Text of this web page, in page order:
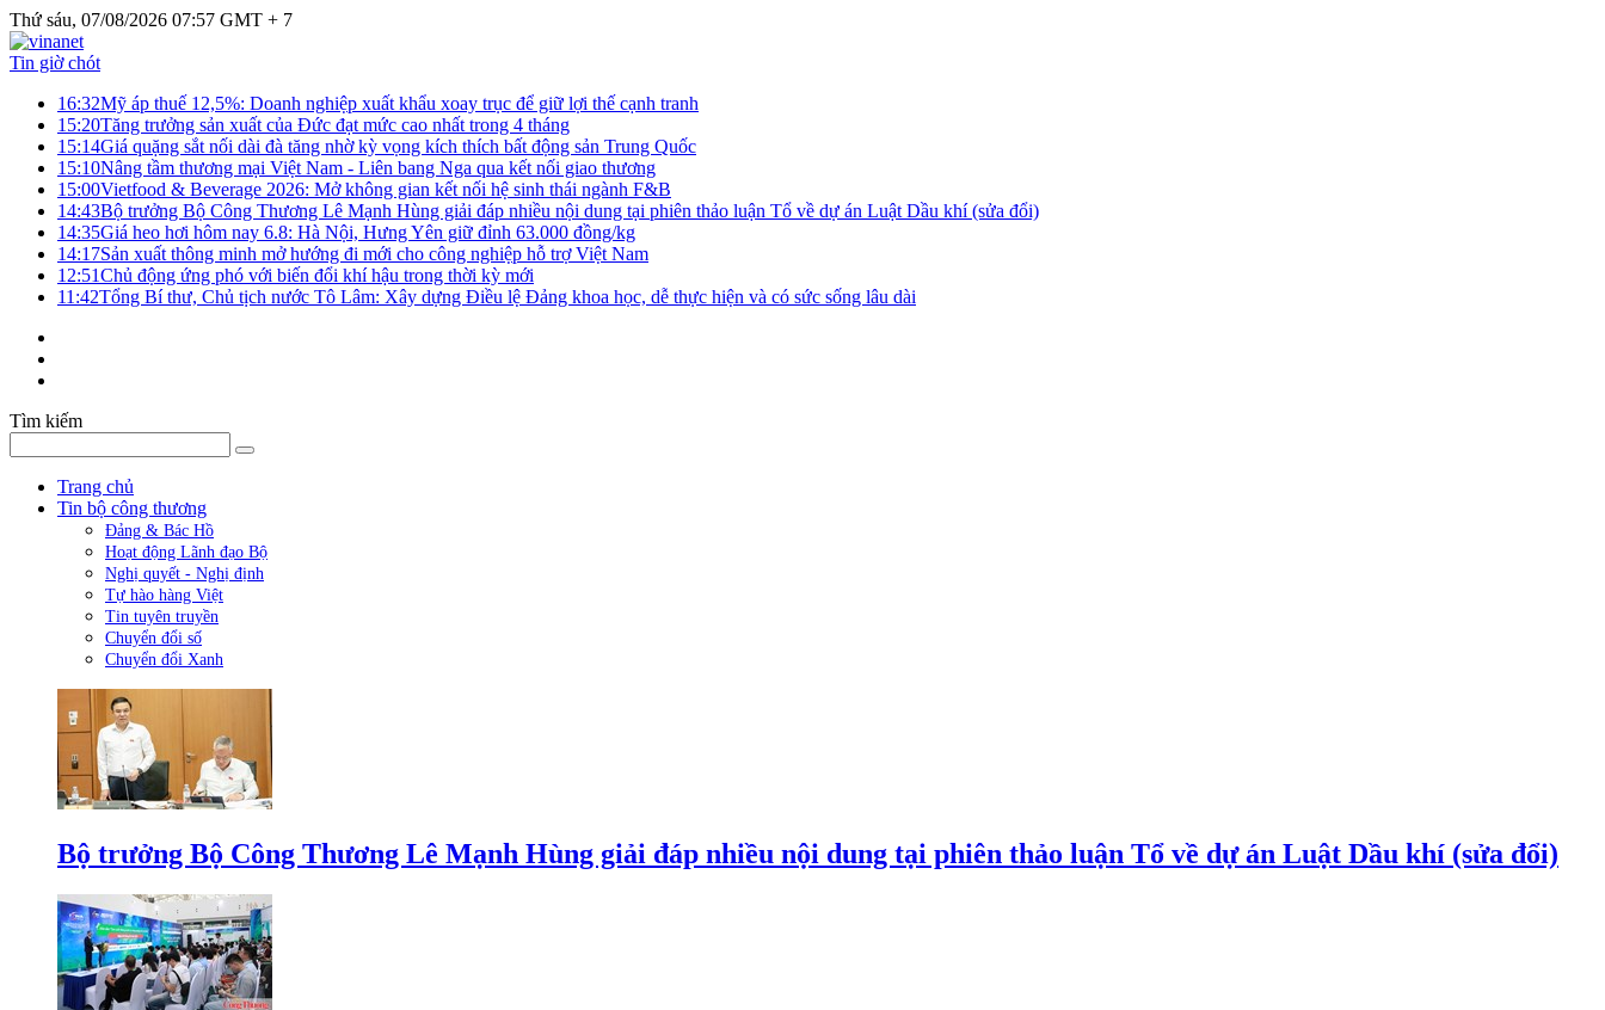
Thứ sáu, 07/08/2026 07:57 GMT + 7
Tin giờ chót
16:32Mỹ áp thuế 12,5%: Doanh nghiệp xuất khẩu xoay trục để giữ lợi thế cạnh tranh
15:20Tăng trưởng sản xuất của Đức đạt mức cao nhất trong 4 tháng
15:14Giá quặng sắt nối dài đà tăng nhờ kỳ vọng kích thích bất động sản Trung Quốc
15:10Nâng tầm thương mại Việt Nam - Liên bang Nga qua kết nối giao thương
15:00Vietfood & Beverage 2026: Mở không gian kết nối hệ sinh thái ngành F&B
14:43Bộ trưởng Bộ Công Thương Lê Mạnh Hùng giải đáp nhiều nội dung tại phiên thảo luận Tổ về dự án Luật Dầu khí (sửa đổi)
14:35Giá heo hơi hôm nay 6.8: Hà Nội, Hưng Yên giữ đỉnh 63.000 đồng/kg
14:17Sản xuất thông minh mở hướng đi mới cho công nghiệp hỗ trợ Việt Nam
12:51Chủ động ứng phó với biến đổi khí hậu trong thời kỳ mới
11:42Tổng Bí thư, Chủ tịch nước Tô Lâm: Xây dựng Điều lệ Đảng khoa học, dễ thực hiện và có sức sống lâu dài
Tìm kiếm
Trang chủ
Tin bộ công thương
Đảng & Bác Hồ
Hoạt động Lãnh đạo Bộ
Nghị quyết - Nghị định
Tự hào hàng Việt
Tin tuyên truyền
Chuyển đổi số
Chuyển đổi Xanh
Bộ trưởng Bộ Công Thương Lê Mạnh Hùng giải đáp nhiều nội dung tại phiên thảo luận Tổ về dự án Luật Dầu khí (sửa đổi)